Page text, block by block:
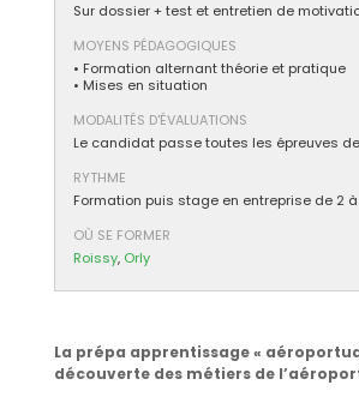
Sur dossier + test et entretien de
MOYENS PÉDAGOGIQUES
• Formation alternant théorie et pratique
• Mises en situation
MODALITÉS D'ÉVALUATIONS
Le candidat passe toutes les épreuves
RYTHME
Formation puis stage en entreprise de 2
OÙ SE FORMER
Roissy, Orly
La prépa apprentissage «
découverte des métiers de